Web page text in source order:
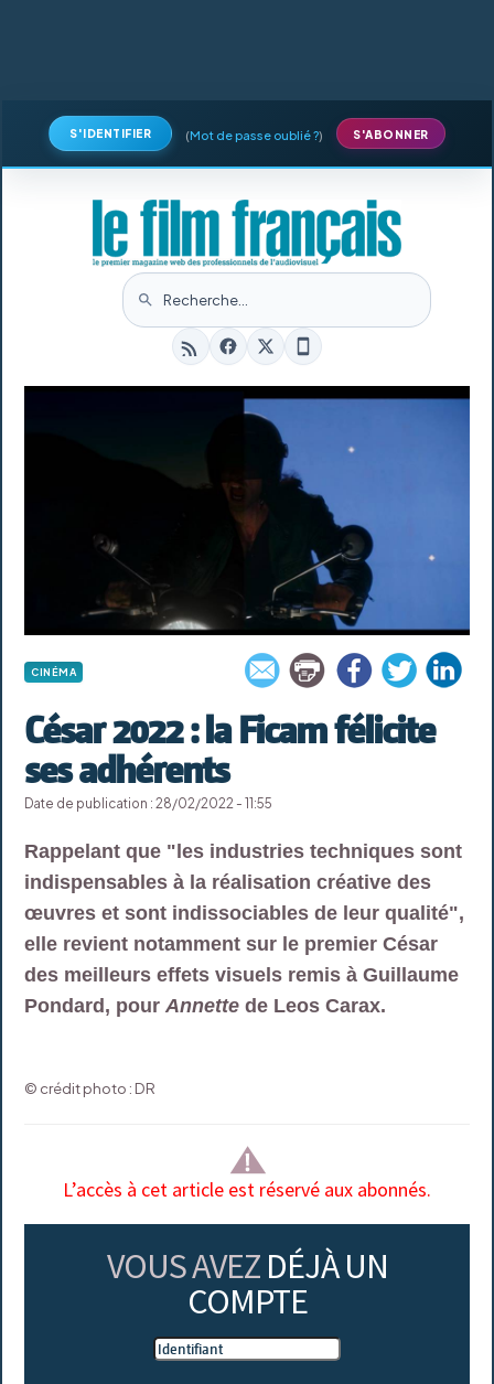
S'IDENTIFIER (Mot de passe oublié ?) S'ABONNER
CINÉMA
César 2022 : la Ficam félicite
ses adhérents
Date de publication : 28/02/2022 - 11:55
Rappelant que "les industries techniques sont
indispensables à la réalisation créative des
œuvres et sont indissociables de leur qualité",
elle revient notamment sur le premier César
des meilleurs effets visuels remis à Guillaume
Pondard, pourAnnette de Leos Carax.
© crédit photo : DR
L’accès à cet article est réservé aux abonnés.
VOUS AVEZ DÉJÀ UN
COMPTE